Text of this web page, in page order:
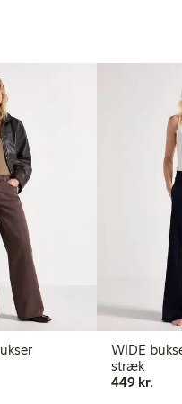
Peggy bukser
WIDE bukser i denim med
stræk
449 kr.